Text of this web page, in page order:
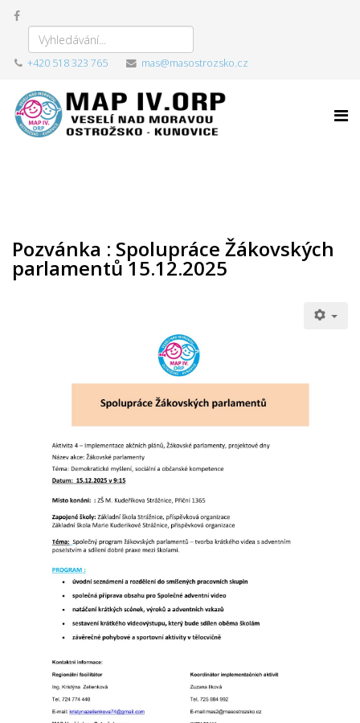
+420 518 323 765 mas@masostrozsko.cz
Pozvánka : Spolupráce Žákovských
parlamentů 15.12.2025